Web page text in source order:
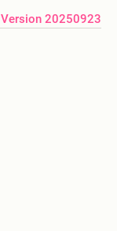
Version 20250923